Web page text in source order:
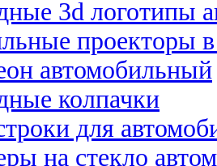
3d логотипы
проекторы
автомобильный
колпачки
для
на стекло